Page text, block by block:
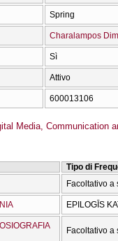
Spring
Charalampos
Sì
Attivo
600013106
Media, Communication
Tipo di
Facoltativo a
EPILOGĪS
Facoltativo a